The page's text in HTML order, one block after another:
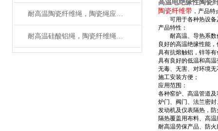
耐高温陶瓷纤维绳，陶瓷绳应用范围
耐高温硅酸铝绳，陶瓷纤维绳区别在什么地方
高温电绝缘性陶瓷
陶瓷纤维带 ， 产品特
可用于各种热设备
产品特性：
耐高温、导热系数
良好的高温绝缘性能
具有抗熔触铝，锌等
具有良好的低温和高
无毒、无害、对环境
施工安装方便；
应用范围：
各种窑炉、高温管道
炉门、阀门、法兰密
发动机及仪表隔热，
隔热覆盖用布料、高
耐高温劳保产品、防